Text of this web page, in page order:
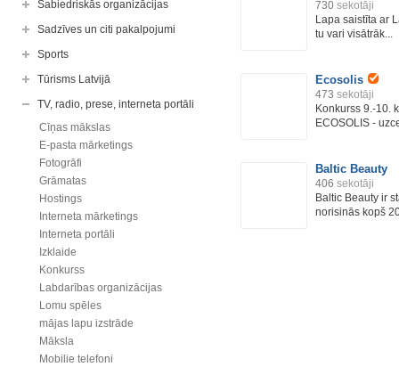
Sabiedriskās organizācijas
Sadzīves un citi pakalpojumi
Sports
Tūrisms Latvijā
TV, radio, prese, interneta portāli
Cīņas mākslas
E-pasta mārketings
Fotogrāfi
Grāmatas
Hostings
Interneta mārketings
Interneta portāli
Izklaide
Konkurss
Labdarības organizācijas
Lomu spēles
mājas lapu izstrāde
Māksla
Mobilie telefoni
730 sekotāji
Lapa saistīta ar
tu vari visātrāk...
Ecosolis
473 sekotāji
Konkurss 9.-10.
ECOSOLIS -
Baltic Beauty
406 sekotāji
Baltic Beauty ir
norisinās kopš